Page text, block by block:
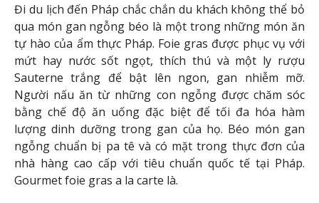
Đi du lịch đến Pháp chắc chắn du khách không thể bỏ
qua món gan ngỗng béo là một trong những món ăn
tự hào của ẩm thực Pháp. Foie gras được phục vụ với
mứt hay nước sốt ngọt, thích thú và một ly rượu
Sauterne trắng để bật lên ngon, gan nhiễm mỡ.
Người nấu ăn từ những con ngỗng được chăm sóc
bằng chế độ ăn uống đặc biệt để tối đa hóa hàm
lượng dinh dưỡng trong gan của họ. Béo món gan
ngỗng chuẩn bị pa tê và có mặt trong thực đơn của
nhà hàng cao cấp với tiêu chuẩn quốc tế tại Pháp.
Gourmet foie gras a la carte là.